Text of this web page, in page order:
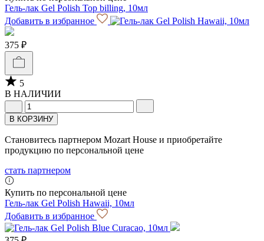
Гель-лак Gel Polish Top billing, 10мл
Добавить в избранное
375 ₽
5
В НАЛИЧИИ
В КОРЗИНУ
Становитесь партнером Mozart House и приобретайте
продукцию по персональной цене
стать партнером
Купить по персональной цене
Гель-лак Gel Polish Hawaii, 10мл
Добавить в избранное